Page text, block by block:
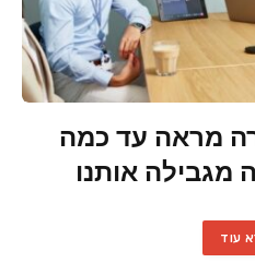
מראה עד כמה
מגבילה אותנו
עוד